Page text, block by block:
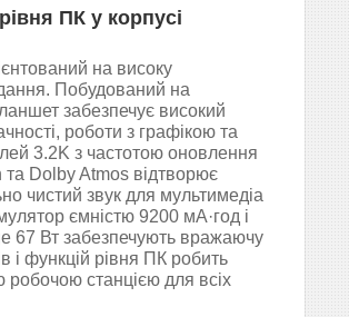
ПК у корпусі
на високу
Побудований на
забезпечує високий
роботи з графікою та
3.2K з частотою оновлення
Dolby Atmos відтворює
чистий звук для мультимедіа
ємністю 9200 мА·год і
67 Вт забезпечують вражаючу
і функцій рівня ПК робить
станцією для всіх